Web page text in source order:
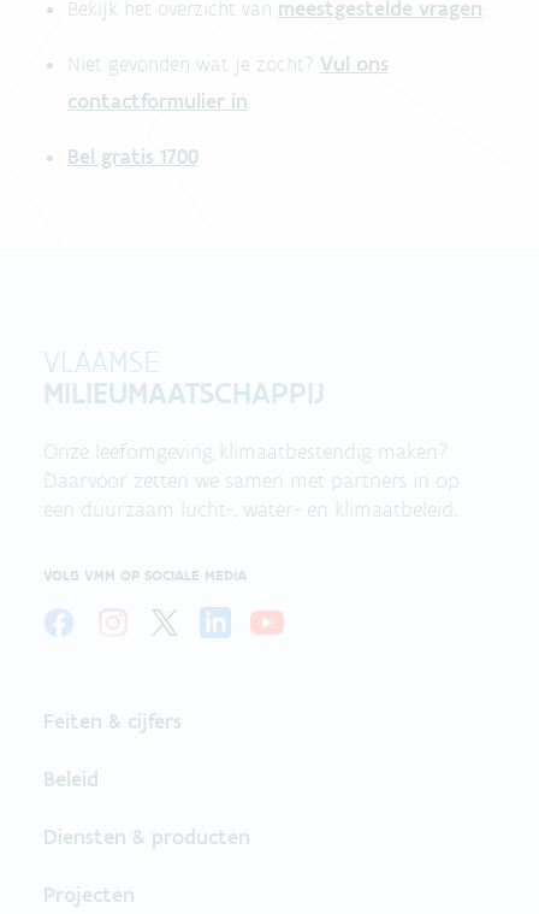
Bekijk het overzicht van meestgestelde vragen.
Niet gevonden wat je zocht? Vul ons
contactformulier in.
Bel gratis 1700
VLAAMSE
MILIEUMAATSCHAPPIJ
Onze leefomgeving klimaatbestendig maken?
Daarvoor zetten we samen met partners in op
een duurzaam lucht-, water- en klimaatbeleid.
VOLG VMM OP SOCIALE MEDIA
Feiten & cijfers
Beleid
Diensten & producten
Projecten